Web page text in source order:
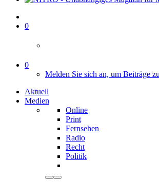
0
0
Melden Sie sich an, um Beiträge
Aktuell
Medien
Online
Print
Fernsehen
Radio
Recht
Politik